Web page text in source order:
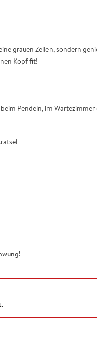
grauen Zellen, sondern
Kopf fit!
Pendeln, im